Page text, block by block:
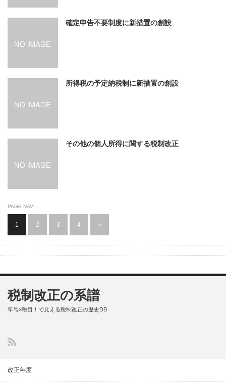
確定申告不要制度に新措置の創設
所得税の予定納税制に新措置の創設
その他の個人所得に関する税制改正
PAGE NAVI
1 2 3 4 »
税制改正の系譜
年号×税目！で見える税制改正の歴史DB
改正年度